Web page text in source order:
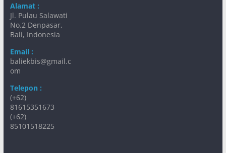
Alamat :
Jl. Pulau Salawati
No.2 Denpasar,
Bali, Indonesia
Email :
baliekbis@gmail.c
om
Telepon :
(+62)
81615351673
(+62)
85101518225